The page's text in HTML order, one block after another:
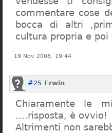
commentare cose
bocca di altri
cultura propria e
19 Nov 2008, 19:44
#25 Erwin
Chiaramente le
….risposta, è ovvio!
Altrimenti non